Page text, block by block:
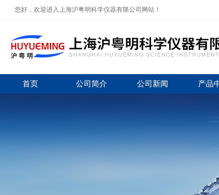
您好，欢迎进入上海沪粤明科学仪器有限公司网站！
首页 公司简介 公司新闻 产品